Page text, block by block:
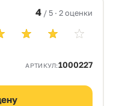
4 / 5 · 2 оценки
АРТИКУЛ:1000227